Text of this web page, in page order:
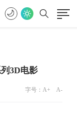
3D电影
字号： A+ A-